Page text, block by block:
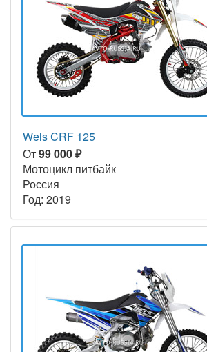
Wels CRF 125
От99 000 ₽
Мотоцикл питбайк
Россия
Год: 2019